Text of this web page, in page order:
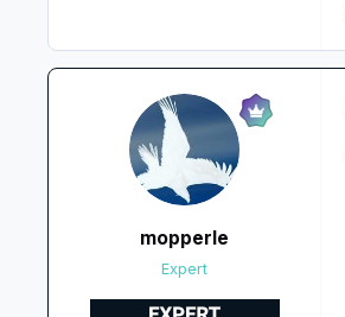
mopperle
Expert